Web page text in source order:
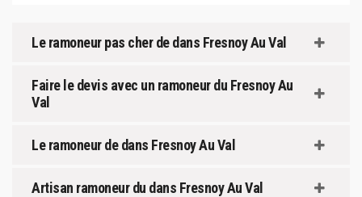
Le ramoneur pas cher de dans Fresnoy Au Val
Faire le devis avec un ramoneur du Fresnoy Au
Val
Le ramoneur de dans Fresnoy Au Val
Artisan ramoneur du dans Fresnoy Au Val